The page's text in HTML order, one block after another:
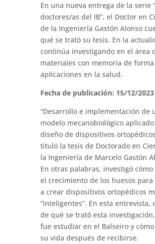
En una nueva entrega de la serie
doctores/as del IB”, el Doctor en
de la Ingeniería Gastón Alonso
qué se trató su tesis. En la
continúa investigando en el área
materiales con memoria de forma
aplicaciones en la salud.
Fecha de publicación: 15/12/2023
“Desarrollo e implementación de
modelo mecanobiológico
diseño de dispositivos
tituló la tesis de Doctorado en
la Ingeniería de Marcelo Gastón
En otras palabras, investigó
el crecimiento de los huesos
a crear dispositivos ortopédicos
“inteligentes”. En esta entrevista,
de qué se trató esta
fue estudiar en el Balseiro y
su vida después de recibirse.